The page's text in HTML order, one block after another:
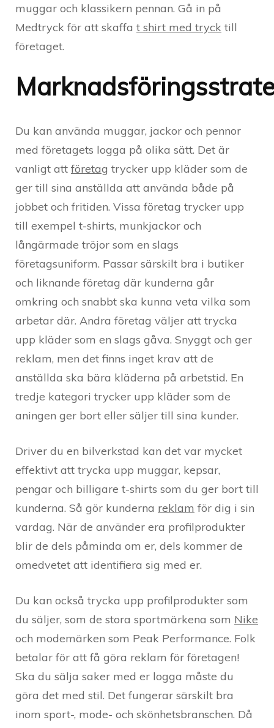
muggar och klassikern pennan. Gå in på
Medtryck för att skaffa t shirt med tryck till
företaget.
Du kan använda muggar, jackor och pennor
med företagets logga på olika sätt. Det är
vanligt att företag trycker upp kläder som de
ger till sina anställda att använda både på
jobbet och fritiden. Vissa företag trycker upp
till exempel t-shirts, munkjackor och
långärmade tröjor som en slags
företagsuniform. Passar särskilt bra i butiker
och liknande företag där kunderna går
omkring och snabbt ska kunna veta vilka som
arbetar där. Andra företag väljer att trycka
upp kläder som en slags gåva. Snyggt och ger
reklam, men det finns inget krav att de
anställda ska bära kläderna på arbetstid. En
tredje kategori trycker upp kläder som de
aningen ger bort eller säljer till sina kunder.
Driver du en bilverkstad kan det var mycket
effektivt att trycka upp muggar, kepsar,
pengar och billigare t-shirts som du ger bort till
kunderna. Så gör kunderna reklam för dig i sin
vardag. När de använder era profilprodukter
blir de dels påminda om er, dels kommer de
omedvetet att identifiera sig med er.
Du kan också trycka upp profilprodukter som
du säljer, som de stora sportmärkena som Nike
och modemärken som Peak Performance. Folk
betalar för att få göra reklam för företagen!
Ska du sälja saker med er logga måste du
göra det med stil. Det fungerar särskilt bra
inom sport-, mode- och skönhetsbranschen. Då